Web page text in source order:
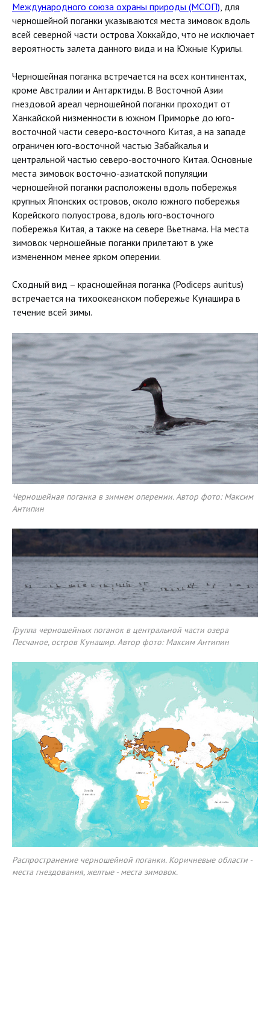
Международного союза охраны природы (МСОП), для
черношейной поганки указываются места зимовок вдоль
всей северной части острова Хоккайдо, что не исключает
вероятность залета данного вида и на Южные Курилы.
Черношейная поганка встречается на всех континентах,
кроме Австралии и Антарктиды. В Восточной Азии
гнездовой ареал черношейной поганки проходит от
Ханкайской низменности в южном Приморье до юго-
восточной части северо-восточного Китая, а на западе
ограничен юго-восточной частью Забайкалья и
центральной частью северо-восточного Китая. Основные
места зимовок восточно-азиатской популяции
черношейной поганки расположены вдоль побережья
крупных Японских островов, около южного побережья
Корейского полуострова, вдоль юго-восточного
побережья Китая, а также на севере Вьетнама. На места
зимовок черношейные поганки прилетают в уже
измененном менее ярком оперении.
Сходный вид – красношейная поганка (Podiceps auritus)
встречается на тихоокеанском побережье Кунашира в
течение всей зимы.
Черношейная поганка в зимнем оперении. Автор фото: Максим
Антипин
Группа черношейных поганок в центральной части озера
Песчаное, остров Кунашир. Автор фото: Максим Антипин
Распространение черношейной поганки. Коричневые области -
места гнездования, желтые - места зимовок.